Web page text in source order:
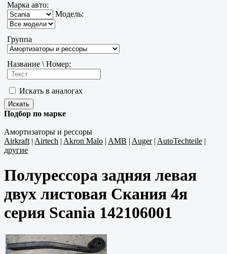
Марка авто:
Модель:
Группа
Название \ Номер:
Искать в аналогах
Подбор по марке
Амортизаторы и рессоры
Airkraft| Airtech | Akron Malo | AMB | Auger| AutoTechteile |
другие
Полурессора задняя левая
двух листовая Скания 4я
серия Scania 142106001